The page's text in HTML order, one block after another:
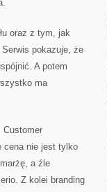
oraz z tym, jak
pokazuje, że
A potem
ma
Customer
cena nie jest tylko
a źle
Z kolei branding